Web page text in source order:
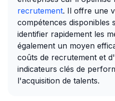
recrutement. Il offre une
compétences disponibles
identifier rapidement les
également un moyen
coûts de recrutement et
indicateurs clés de
l'acquisition de talents.